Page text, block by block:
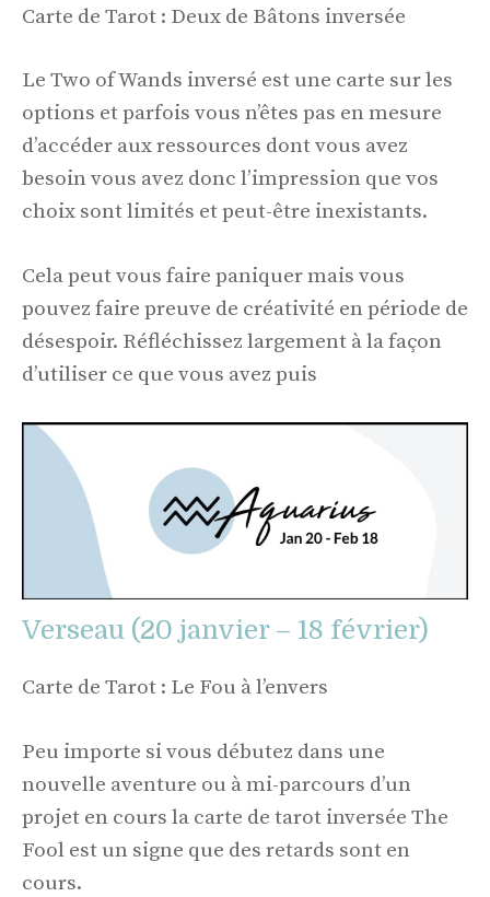
Carte de Tarot : Deux de Bâtons inversée
Le Two of Wands inversé est une carte sur les
options et parfois vous n’êtes pas en mesure
d’accéder aux ressources dont vous avez
besoin vous avez donc l’impression que vos
choix sont limités et peut-être inexistants.
Cela peut vous faire paniquer mais vous
pouvez faire preuve de créativité en période de
désespoir. Réfléchissez largement à la façon
d’utiliser ce que vous avez puis
Verseau (20 janvier – 18 février)
Carte de Tarot : Le Fou à l’envers
Peu importe si vous débutez dans une
nouvelle aventure ou à mi-parcours d’un
projet en cours la carte de tarot inversée The
Fool est un signe que des retards sont en
cours.